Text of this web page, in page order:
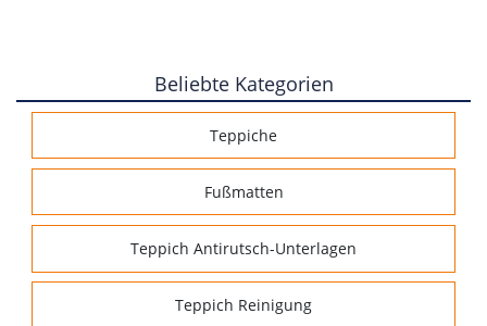
Beliebte Kategorien
Teppiche
Fußmatten
Teppich Antirutsch-Unterlagen
Teppich Reinigung